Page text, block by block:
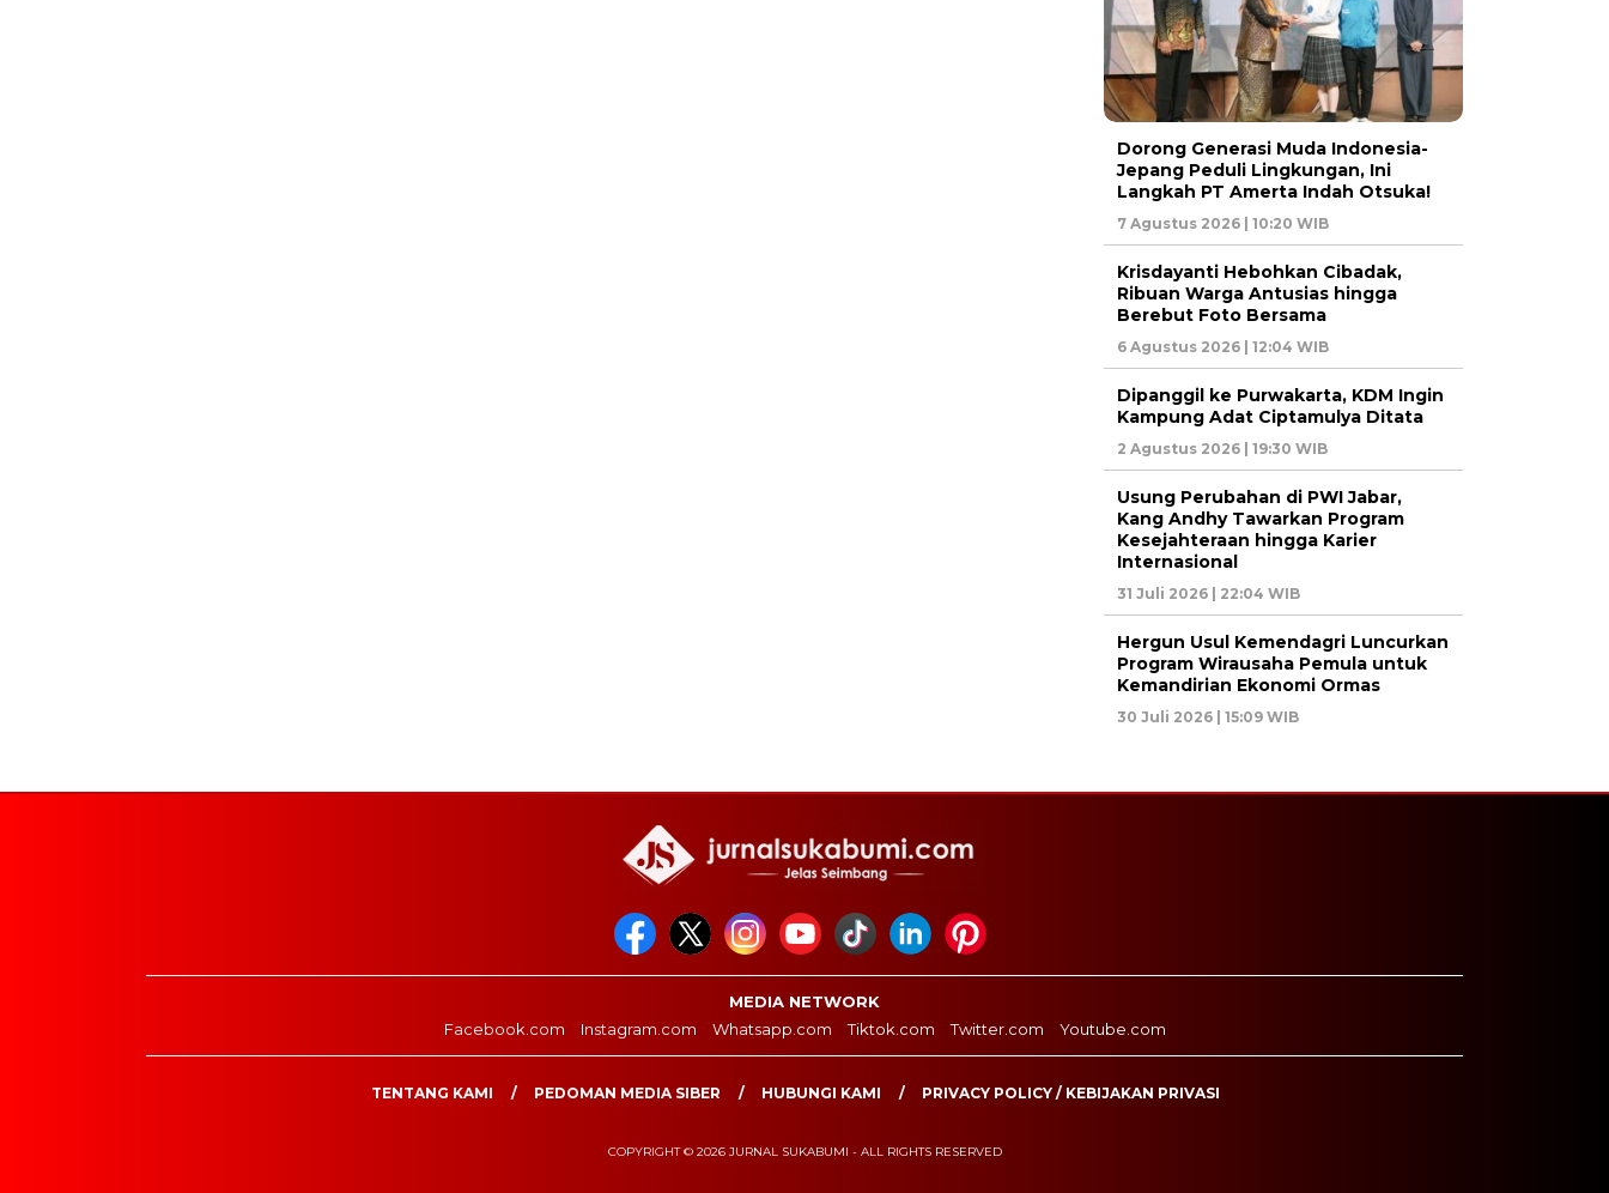
Dorong Generasi Muda Indonesia-
Jepang Peduli Lingkungan, Ini
Langkah PT Amerta Indah Otsuka!
7 Agustus 2026 | 10:20 WIB
Krisdayanti Hebohkan Cibadak,
Ribuan Warga Antusias hingga
Berebut Foto Bersama
6 Agustus 2026 | 12:04 WIB
Dipanggil ke Purwakarta, KDM Ingin
Kampung Adat Ciptamulya Ditata
2 Agustus 2026 | 19:30 WIB
Usung Perubahan di PWI Jabar,
Kang Andhy Tawarkan Program
Kesejahteraan hingga Karier
Internasional
31 Juli 2026 | 22:04 WIB
Hergun Usul Kemendagri Luncurkan
Program Wirausaha Pemula untuk
Kemandirian Ekonomi Ormas
30 Juli 2026 | 15:09 WIB
MEDIA NETWORK
Facebook.com
Instagram.com Whatsapp.com Tiktok.com Twitter.com Youtube.com
TENTANG KAMI PEDOMAN MEDIA SIBER HUBUNGI KAMI PRIVACY POLICY / KEBIJAKAN PRIVASI
COPYRIGHT © 2026 JURNAL SUKABUMI - ALL RIGHTS RESERVED